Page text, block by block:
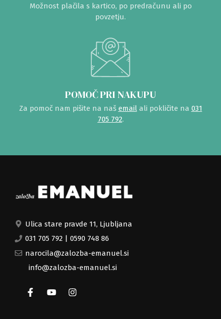
Možnost plačila s kartico, po predračunu ali po
povzetju.
POMOČ PRI NAKUPU
Za pomoč nam pišite na naš emailali pokličite na 031
705 792.
Ulica stare pravde 11, Ljubljana
031 705 792 | 0590 748 86
narocila@zalozba-emanuel.si
info@zalozba-emanuel.si